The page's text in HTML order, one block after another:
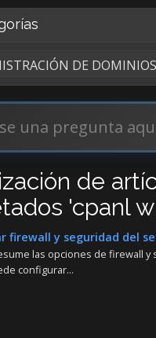
de
'cpanl
firewall y seguridad del
las opciones de firewall y
configurar...